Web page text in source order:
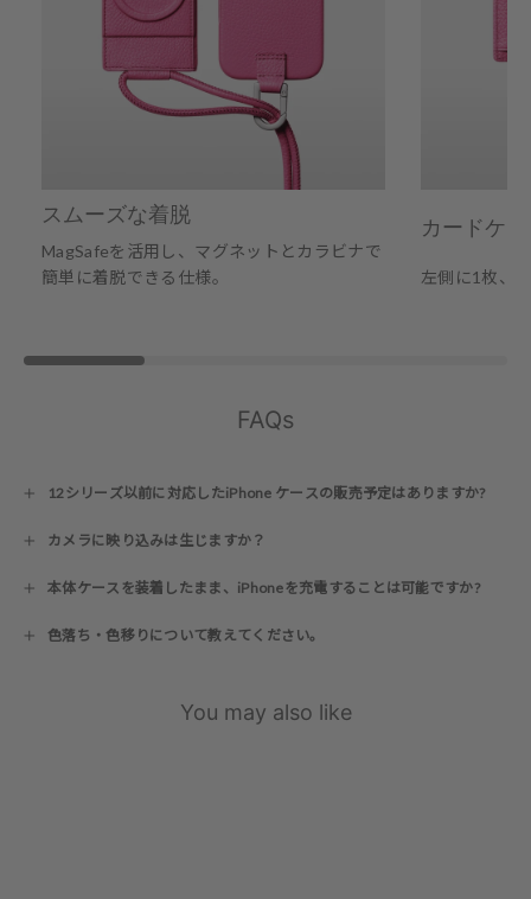
スムーズな着脱
MagSafeを活用し、マグネットとカラビナで
簡単に着脱できる仕様。
カードケ
左側に1枚、
FAQs
12シリーズ以前に対応したiPhone ケースの販売予定はありますか?
カメラに映り込みは生じますか？
本体ケースを装着したまま、iPhoneを充電することは可能ですか?
色落ち・色移りについて教えてください。
You may also like